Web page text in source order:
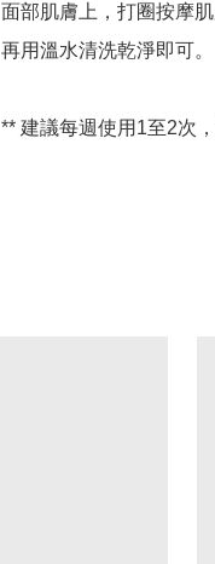
面部肌膚上，打圈按摩
再用溫水清洗乾淨即可。
** 建議每週使用1至2次